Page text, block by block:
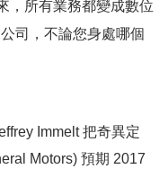
，所有業務都變成數位
司，不論您身處哪個
Immelt 把奇異定
Motors) 預期 2017